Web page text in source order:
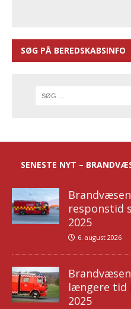
SØG PÅ BEREDSKABSINFO
SENESTE NYT –
responstid
2025
6. august 2026
længere tid
2025